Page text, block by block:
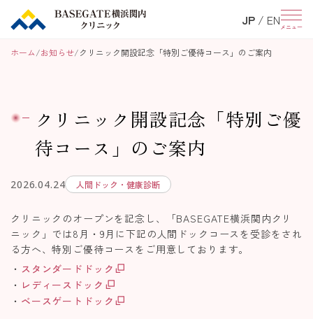
JP / EN メニュー
ホーム お知らせ クリニック開設記念「特別ご優待コース」のご案内
クリニック開設記念「特別ご優
待コース」のご案内
2026.04.24 人間ドック・健康診断
クリニックのオープンを記念し、「BASEGATE横浜関内クリ
ニック」では8月・9月に下記の人間ドックコースを受診をされ
る方へ、特別ご優待コースをご用意しております。
・ スタンダードドック
・ レディースドック
・ ベースゲートドック